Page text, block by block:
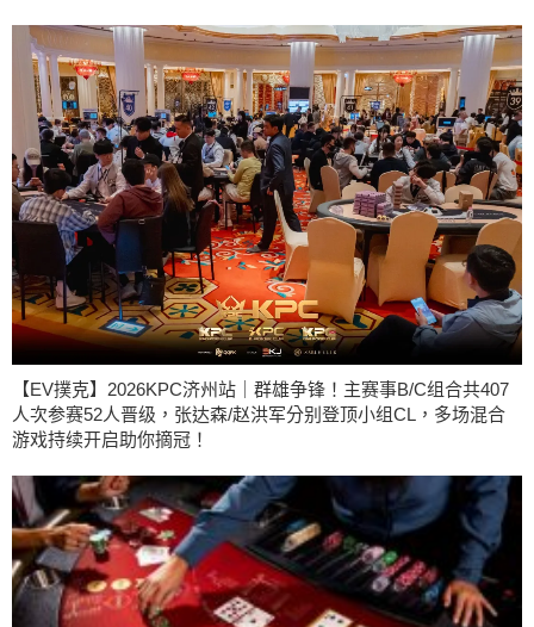
【EV撲克】2026KPC济州站｜群雄争锋！主赛事B/C组合共407
人次参赛52人晋级，张达森/赵洪军分别登顶小组CL，多场混合
游戏持续开启助你摘冠！